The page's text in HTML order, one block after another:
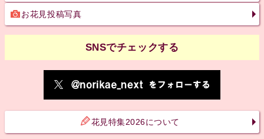
お花見投稿写真
SNSでチェックする
花見特集2026について